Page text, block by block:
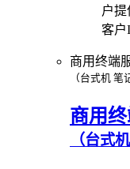
户
客户
商用终端
（台式机 笔
商用
（台式